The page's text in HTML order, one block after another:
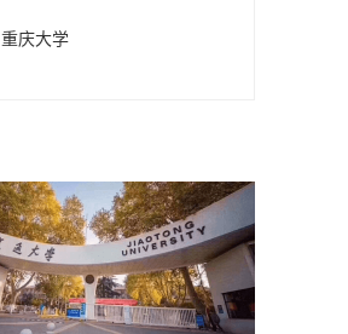
重庆大学